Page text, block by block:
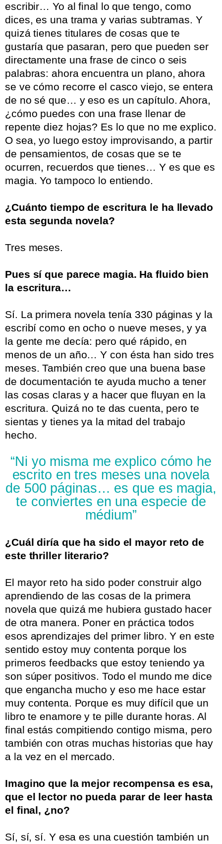
escribir… Yo al final lo que tengo, como
dices, es una trama y varias subtramas. Y
quizá tienes titulares de cosas que te
gustaría que pasaran, pero que pueden ser
directamente una frase de cinco o seis
palabras: ahora encuentra un plano, ahora
se ve cómo recorre el casco viejo, se entera
de no sé que… y eso es un capítulo. Ahora,
¿cómo puedes con una frase llenar de
repente diez hojas? Es lo que no me explico.
O sea, yo luego estoy improvisando, a partir
de pensamientos, de cosas que se te
ocurren, recuerdos que tienes… Y es que es
magia. Yo tampoco lo entiendo.
¿Cuánto tiempo de escritura le ha llevado
esta segunda novela?
Tres meses.
Pues sí que parece magia. Ha fluido bien
la escritura…
Sí. La primera novela tenía 330 páginas y la
escribí como en ocho o nueve meses, y ya
la gente me decía: pero qué rápido, en
menos de un año… Y con ésta han sido tres
meses. También creo que una buena base
de documentación te ayuda mucho a tener
las cosas claras y a hacer que fluyan en la
escritura. Quizá no te das cuenta, pero te
sientas y tienes ya la mitad del trabajo
hecho.
“Ni yo misma me explico cómo he
escrito en tres meses una novela
de 500 páginas… es que es magia,
te conviertes en una especie de
médium”
¿Cuál diría que ha sido el mayor reto de
este thriller literario?
El mayor reto ha sido poder construir algo
aprendiendo de las cosas de la primera
novela que quizá me hubiera gustado hacer
de otra manera. Poner en práctica todos
esos aprendizajes del primer libro. Y en este
sentido estoy muy contenta porque los
primeros feedbacks que estoy teniendo ya
son súper positivos. Todo el mundo me dice
que engancha mucho y eso me hace estar
muy contenta. Porque es muy difícil que un
libro te enamore y te pille durante horas. Al
final estás compitiendo contigo misma, pero
también con otras muchas historias que hay
a la vez en el mercado.
Imagino que la mejor recompensa es esa,
que el lector no pueda parar de leer hasta
el final, ¿no?
Sí, sí, sí. Y esa es una cuestión también un